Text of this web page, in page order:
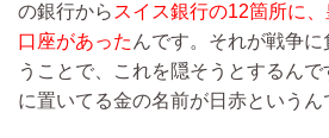
の銀行から スイス銀行の12箇所に
口座があった んです。それが戦争
うことで、これを隠そうとするん
に置いてる金の名前が日赤というん